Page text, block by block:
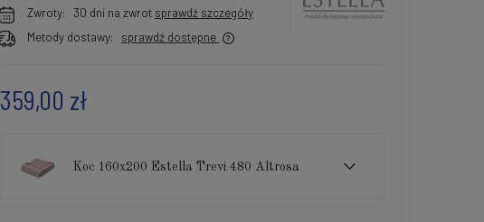
Zwroty:
30 dni na zwrot sprawdź szczegóły
Metody dostawy:
sprawdź dostępne
359,00 zł
Koc 160x200 Estella Trevi 480 Altrosa